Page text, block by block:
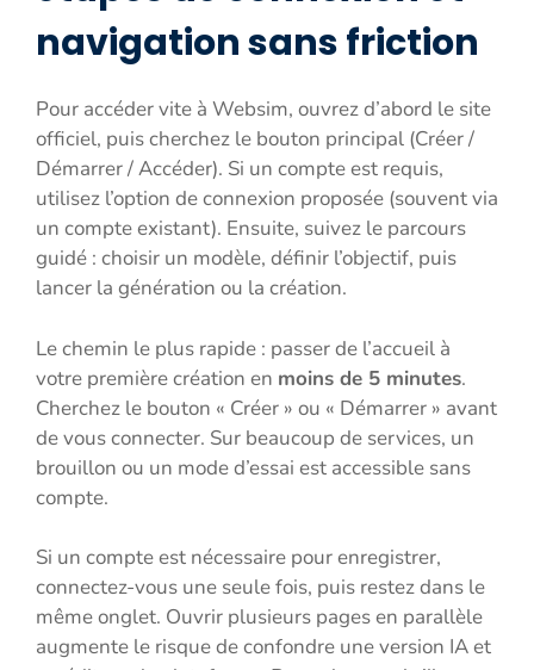
navigation sans friction
Pour accéder vite à Websim, ouvrez d’abord le site
officiel, puis cherchez le bouton principal (Créer /
Démarrer / Accéder). Si un compte est requis,
utilisez l’option de connexion proposée (souvent via
un compte existant). Ensuite, suivez le parcours
guidé : choisir un modèle, définir l’objectif, puis
lancer la génération ou la création.
Le chemin le plus rapide : passer de l’accueil à
votre première création en moins de 5 minutes.
Cherchez le bouton « Créer » ou « Démarrer » avant
de vous connecter. Sur beaucoup de services, un
brouillon ou un mode d’essai est accessible sans
compte.
Si un compte est nécessaire pour enregistrer,
connectez-vous une seule fois, puis restez dans le
même onglet. Ouvrir plusieurs pages en parallèle
augmente le risque de confondre une version IA et